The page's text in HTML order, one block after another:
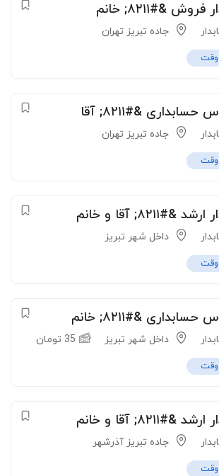
&#۸۲۱۱; خانم
جاده تبریز تهران
وقت
&#۸۲۱۱; آقا
جاده تبریز تهران
وقت
&#۸۲۱۱; آقا و خانم
داخل شهر تبریز
وقت
&#۸۲۱۱; خانم
داخل شهر تبریز 35 تومان
وقت
&#۸۲۱۱; آقا و خانم
جاده تبریز آذرشهر
وقت